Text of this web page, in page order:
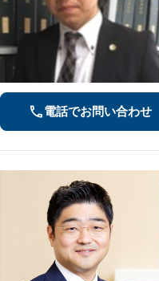
電話でお問い合わせ